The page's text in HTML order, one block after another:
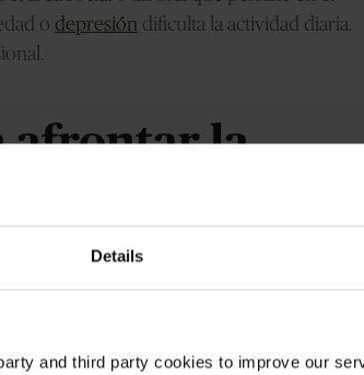
Details
and third party cookies to improve our
o depresión dificulta la actividad diaria.
afrontar la
menos
Poudevida ofrece algunas pautas que